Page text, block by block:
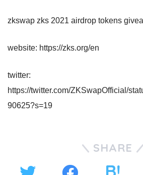
zkswap zks 2021 airdrop tokens
website: https://zks.org/en
twitter:
https://twitter.com/ZKSwapOfficial/
90625?s=19
SHARE